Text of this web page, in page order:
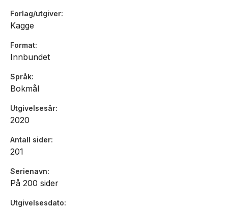
Forlag/utgiver
Kagge
Format
Innbundet
Språk
Bokmål
Utgivelsesår
2020
Antall sider
201
Serienavn
På 200 sider
Utgivelsesdato